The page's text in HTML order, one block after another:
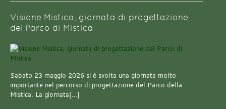
Visione Mistica, giornata di progettazione
del Parco di Mistica
Sabato 23 maggio 2026 si è svolta una giornata molto
importante nel percorso di progettazione del Parco della
Mistica. La giornata[…]